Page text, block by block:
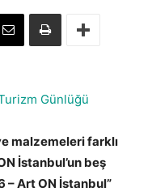
Günlüğü
malzemeleri farklı
İstanbul’un beş
– Art ON İstanbul”